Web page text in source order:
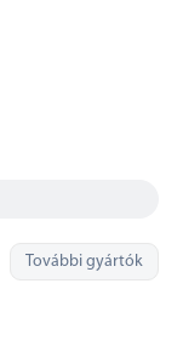
További gyártók